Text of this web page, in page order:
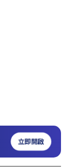
立即開啟